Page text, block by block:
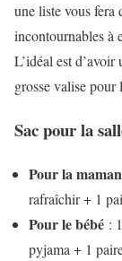
une liste vous fera
incontournables à
L’idéal est
grosse valise pour
Sac pour la
Pour la maman
rafraîchir + 1
Pour le bébé :
pyjama + 1